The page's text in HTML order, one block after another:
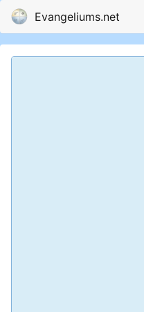
Evangeliums.net